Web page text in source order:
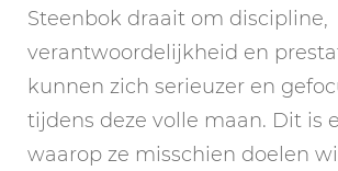
Steenbok draait om discipline,
verantwoordelijkheid en
kunnen zich serieuzer en
tijdens deze volle maan. Dit is
waarop ze misschien doelen